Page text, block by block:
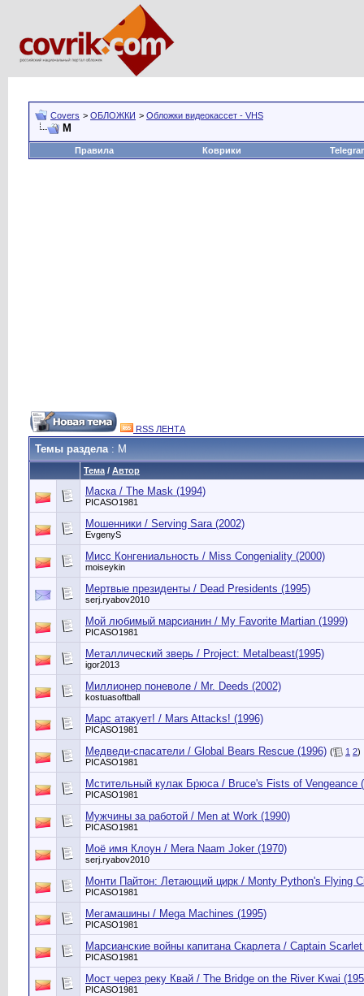
Covers > ОБЛОЖКИ > Обложки видеокассет - VHS
М
Правила Коврики
RSS ЛЕНТА
Темы раздела: М
Тема / Автор
Маска / The Mask (1994)
PICASO1981
Мошенники / Serving Sara (2002)
EvgenyS
Мисс Конгениальность / Miss Congeniality (2000)
moiseykin
Мертвые президенты / Dead Presidents (1995)
serj.ryabov2010
Мой любимый марсианин / My Favorite Martian (1999)
PICASO1981
Металлический зверь / Project: Metalbeast(1995)
igor2013
Миллионер поневоле / Mr. Deeds (2002)
kostuasoftball
Марс атакует! / Mars Attacks! (1996)
PICASO1981
Медведи-спасатели / Global Bears Rescue (1996) ( 1 2)
PICASO1981
Мстительный кулак Брюса / Bruce's Fists of Vengeance
PICASO1981
Мужчины за работой / Men at Work (1990)
PICASO1981
Моё имя Клоун / Mera Naam Joker (1970)
serj.ryabov2010
Монти Пайтон: Летающий цирк / Monty Python's Flying
PICASO1981
Мегамашины / Mega Machines (1995)
PICASO1981
Марсианские войны капитана Скарлета / Captain
PICASO1981
Мост через реку Квай / The Bridge on the River Kwai
PICASO1981